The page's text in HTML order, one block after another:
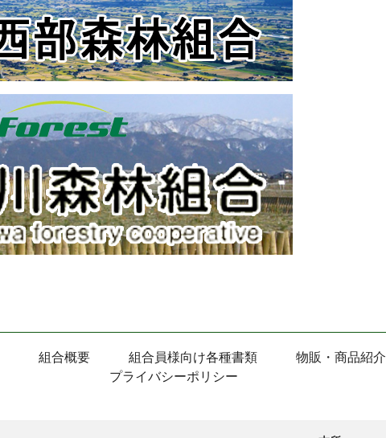
組合概要 組合員様向け各種書類 物販・商品紹介
プライバシーポリシー